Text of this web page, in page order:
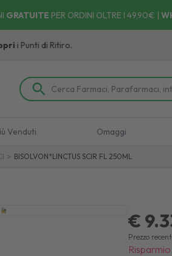
GRATUITE PER ORDINI OLTRE I 49,90€ |
di Ritiro.
Venduti Omaggi
> BISOLVON*LINCTUS SCIR FL 250ML
€
Prezzo